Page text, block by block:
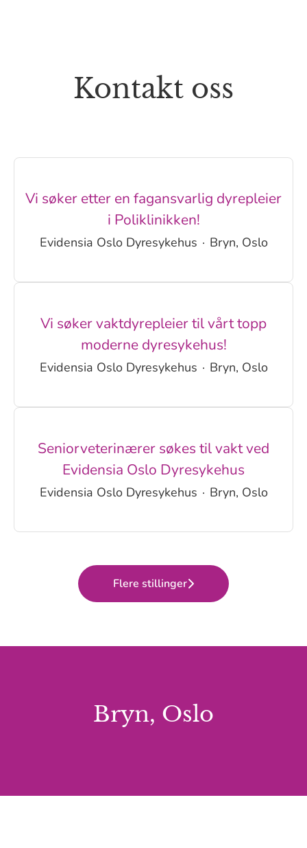
Kontakt oss
Vi søker etter en fagansvarlig dyrepleier
i Poliklinikken!
Evidensia Oslo Dyresykehus · Bryn, Oslo
Vi søker vaktdyrepleier til vårt topp
moderne dyresykehus!
Evidensia Oslo Dyresykehus · Bryn, Oslo
Seniorveterinærer søkes til vakt ved
Evidensia Oslo Dyresykehus
Evidensia Oslo Dyresykehus · Bryn, Oslo
Flere stillinger
Bryn, Oslo